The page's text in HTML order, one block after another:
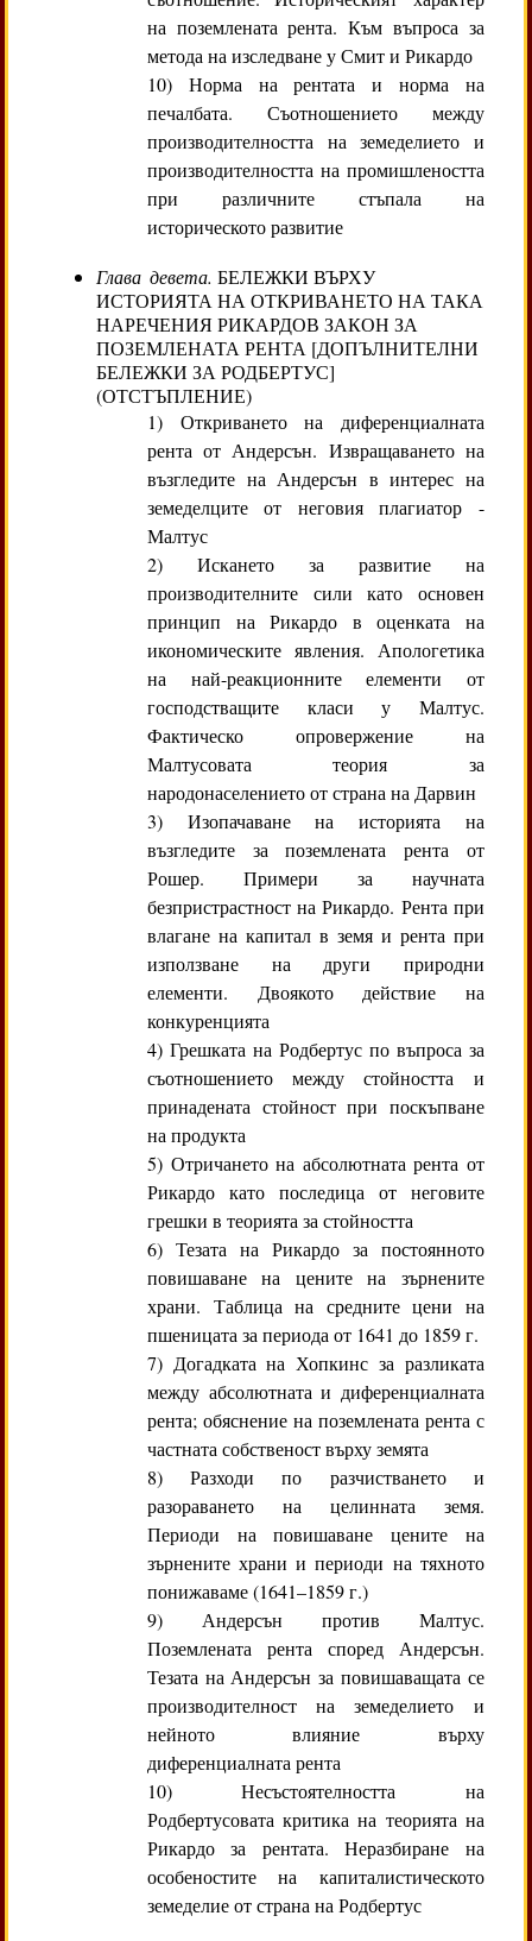
на поземлената рента. Към въпроса за
метода на изследване у Смит и Рикардо
10) Норма на рентата и норма на
печалбата. Съотношението между
производителността на земеделието и
производителността на промишлеността
при различните стъпала на
историческото развитие
Глава девета. БЕЛЕЖКИ ВЪРХУ
ИСТОРИЯТА НА ОТКРИВАНЕТО НА ТАКА
НАРЕЧЕНИЯ РИКАРДОВ ЗАКОН ЗА
ПОЗЕМЛЕНАТА РЕНТА [ДОПЪЛНИТЕЛНИ
БЕЛЕЖКИ ЗА РОДБЕРТУС]
(ОТСТЪПЛЕНИЕ)
1) Откриването на диференциалната
рента от Андерсън. Извращаването на
възгледите на Андерсън в интерес на
земеделците от неговия плагиатор -
Малтус
2) Искането за развитие на
производителните сили като основен
принцип на Рикардо в оценката на
икономическите явления. Апологетика
на най-реакционните елементи от
господстващите класи у Малтус.
Фактическо опровержение на
Малтусовата теория за
народонаселението от страна на Дарвин
3) Изопачаване на историята на
възгледите за поземлената рента от
Рошер. Примери за научната
безпристрастност на Рикардо. Рента при
влагане на капитал в земя и рента при
използване на други природни
елементи. Двоякото действие на
конкуренцията
4) Грешката на Родбертус по въпроса за
съотношението между стойността и
принадената стойност при поскъпване
на продукта
5) Отричането на абсолютната рента от
Рикардо като последица от неговите
грешки в теорията за стойността
6) Тезата на Рикардо за постоянното
повишаване на цените на зърнените
храни. Таблица на средните цени на
пшеницата за периода от 1641 до 1859 г.
7) Догадката на Хопкинс за разликата
между абсолютната и диференциалната
рента; обяснение на поземлената рента с
частната собственост върху земята
8) Разходи по разчистването и
разораването на целинната земя.
Периоди на повишаване цените на
зърнените храни и периоди на тяхното
понижаваме (1641–1859 г.)
9) Андерсън против Малтус.
Поземлената рента според Андерсън.
Тезата на Андерсън за повишаващата се
производителност на земеделието и
нейното влияние върху
диференциалната рента
10) Несъстоятелността на
Родбертусовата критика на теорията на
Рикардо за рентата. Неразбиране на
особеностите на капиталистическото
земеделие от страна на Родбертус